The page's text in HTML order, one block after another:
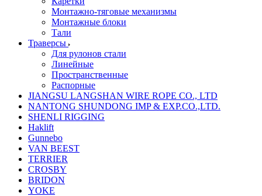
Монтажно-тяговые механизмы
Монтажные блоки
Тали
Траверсы
Для рулонов стали
Линейные
Пространственные
Распорные
JIANGSU LANGSHAN WIRE ROPE CO., LTD
NANTONG SHUNDONG IMP & EXP.CO.,LTD.
SHENLI RIGGING
Haklift
Gunnebo
VAN BEEST
TERRIER
CROSBY
BRIDON
YOKE